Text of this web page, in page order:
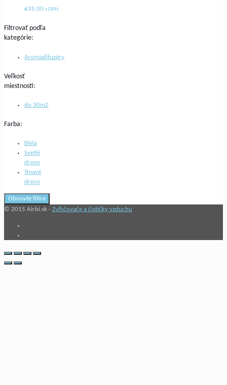
€35.00 s DPH
Filtrovať podľa
kategórie:
Aromadifuzéry
Veľkosť
miestnosti:
do 30m2
Farba:
Biela
Svetlé
drevo
Tmavé
drevo
Obnovte filtre
© 2015 Airbi.sk - Zvlhčovače a čističky vzduchu